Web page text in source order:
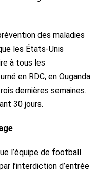
des maladies
les États-Unis
à tous les
en RDC, en Ouganda
dernières semaines.
30 jours.
l’équipe de football
l’interdiction d’entrée